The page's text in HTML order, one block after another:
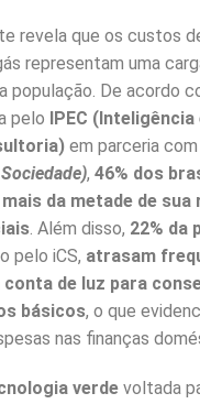
revela que os custos
representam uma
população. De acordo
pelo IPEC (Inteligência
em parceria
, 46% dos
da metade de sua
. Além disso, 22% da
pelo iCS, atrasam
de luz para
básicos, o que
nas finanças
verde voltada